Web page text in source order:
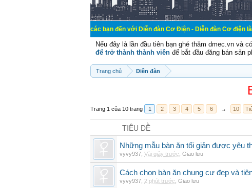
Chào mừng các bạn đến với Diễn đàn Cơ Điện - Diễn đàn Cơ điện là nơi chia
Nếu đây là lần đầu tiên bạn ghé thăm dmec.vn và
để trở thành thành viên để bắt đầu đăng bán sản
Trang chủ Diễn đàn
Trang 1 của 10 trang 1 2 3 4 5 6 → 10
TIÊU ĐỀ
Những mẫu bàn ăn tối giản được yêu
vyvy937 Vài giây trước Giao lưu
Cách chọn bàn ăn chung cư đẹp và
vyvy937 2 phút trước Giao lưu